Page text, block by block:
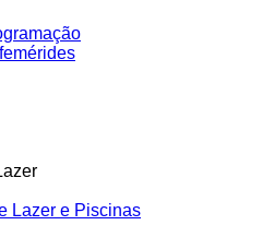
Lazer e Piscinas